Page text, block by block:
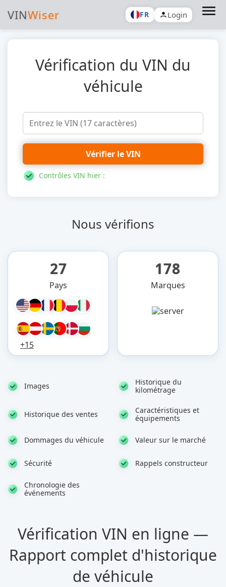
VINWiser FR Login
Vérification du VIN du
véhicule
Vérifier le VIN
Contrôles VIN hier :
Nous vérifions
27
Pays
+15
178
Marques
Images
Historique du
kilométrage
Historique des ventes
Caractéristiques et
équipements
Dommages du véhicule Valeur sur le marché
Sécurité Rappels constructeur
Chronologie des
événements
Vérification VIN en ligne —
Rapport complet d'historique
de véhicule